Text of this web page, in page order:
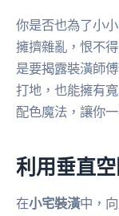
你是否也為了小
擁擠雜亂，恨不
是要揭露裝潢師
打地，也能擁有
配色魔法，讓你
利用垂直
在小宅裝潢中，